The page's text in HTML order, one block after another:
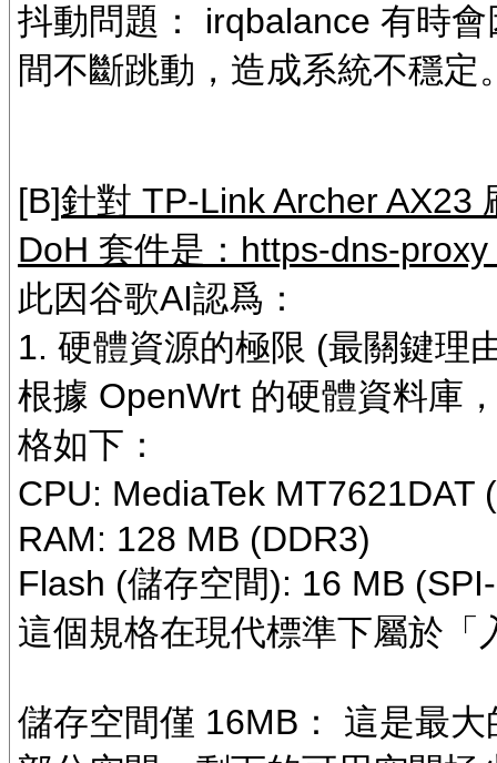
抖動問題： irqbalance 有時
間不斷跳動，造成系統不穩定
[B]針對 TP-Link Archer AX23
DoH 套件是：https-dns-proxy
此因谷歌AI認爲：
1. 硬體資源的極限 (最關鍵理
根據 OpenWrt 的硬體資料庫
格如下：
CPU: MediaTek
RAM: 128 MB (DDR3)
Flash (儲存空間): 16 MB
這個規格在現代標準下屬於「
儲存空間僅 16MB： 這是最